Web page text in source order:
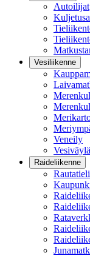
Autoilijat
Vesiliikenne
Veneily
Raideliikenne